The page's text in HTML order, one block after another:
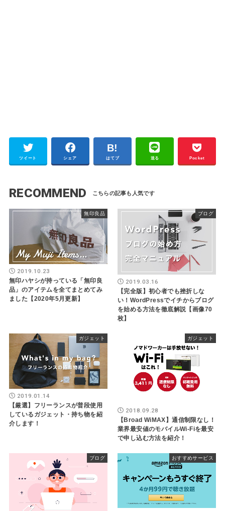
ツイート シェア はてブ 送る Pocket
RECOMMEND
無印良品
2019.10.23
無印ハヤシが持っている「無印良
品」のアイテムを全てまとめてみ
ました【2020年5月更新】
ブログ
2019.03.16
【完全版】初心者でも挫折しな
い！WordPressでイチからブログ
を始める方法を徹底解説【画像70
枚】
ガジェット
2019.01.14
【厳選】フリーランスが普段使用
しているガジェット・持ち物を紹
介します！
ガジェット
2018.09.28
【Broad WiMAX】通信制限なし！
業界最安値のモバイルWi-Fiを最安
で申し込む方法を紹介！
ブログ おすすめサービス